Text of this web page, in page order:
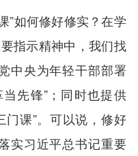
”如何修好修实？在学
指示精神中，我们找
中央为年轻干部部署
先锋”；同时也提供
门课”。可以说，修好
实习近平总书记重要